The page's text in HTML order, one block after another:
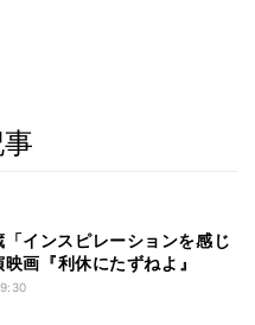
「インスピレーションを感じ
画『利休にたずねよ』